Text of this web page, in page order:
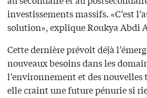
investissements massifs. «C’est
solution», explique Roukya Abdi
Cette dernière prévoit déjà
nouveaux besoins dans les
l’environnement et des nouvelles
elle craint une future pénurie si